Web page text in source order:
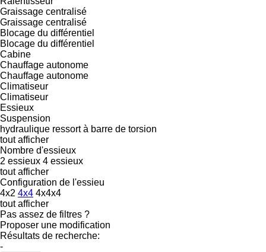
Graissage centralisé
Graissage centralisé
Blocage du différentiel
Blocage du différentiel
Cabine
Chauffage autonome
Chauffage autonome
Climatiseur
Climatiseur
Essieux
Suspension
hydraulique ressort à barre de torsion
tout afficher
Nombre d'essieux
2 essieux 4 essieux
tout afficher
Configuration de l'essieu
4x2 4x4 4x4x4
tout afficher
Pas assez de filtres ?
Proposer une modification
Résultats de recherche:
-